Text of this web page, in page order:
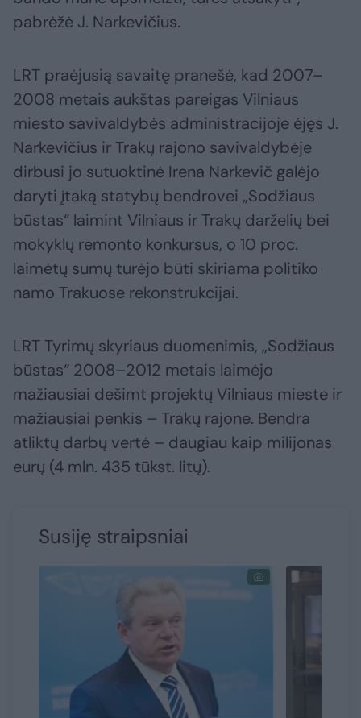
pabrėžė J. Narkevičius.
LRT praėjusią savaitę pranešė, kad 2007–
2008 metais aukštas pareigas Vilniaus
miesto savivaldybės administracijoje ėjęs J.
Narkevičius ir Trakų rajono savivaldybėje
dirbusi jo sutuoktinė Irena Narkevič galėjo
daryti įtaką statybų bendrovei „Sodžiaus
būstas“ laimint Vilniaus ir Trakų darželių bei
mokyklų remonto konkursus, o 10 proc.
laimėtų sumų turėjo būti skiriama politiko
namo Trakuose rekonstrukcijai.
LRT Tyrimų skyriaus duomenimis, „Sodžiaus
būstas“ 2008–2012 metais laimėjo
mažiausiai dešimt projektų Vilniaus mieste ir
mažiausiai penkis – Trakų rajone. Bendra
atliktų darbų vertė – daugiau kaip milijonas
eurų (4 mln. 435 tūkst. litų).
Susiję straipsniai